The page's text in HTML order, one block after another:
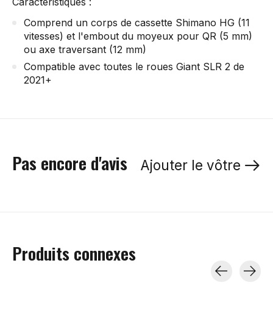
Comprend un corps de cassette Shimano HG (11
vitesses) et l'embout du moyeux pour QR (5 mm)
ou axe traversant (12 mm)
Compatible avec toutes le roues Giant SLR 2 de
2021+
Pas encore d'avis Ajouter le vôtre
Produits connexes